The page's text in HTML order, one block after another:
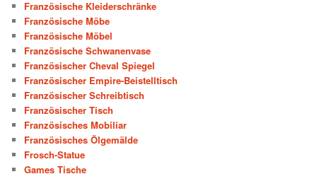
Französische Kleiderschränke
Französische Möbe
Französische Möbel
Französische Schwanenvase
Französischer Cheval Spiegel
Französischer Empire-Beistelltisch
Französischer Schreibtisch
Französischer Tisch
Französisches Mobiliar
Französisches Ölgemälde
Frosch-Statue
Games Tische